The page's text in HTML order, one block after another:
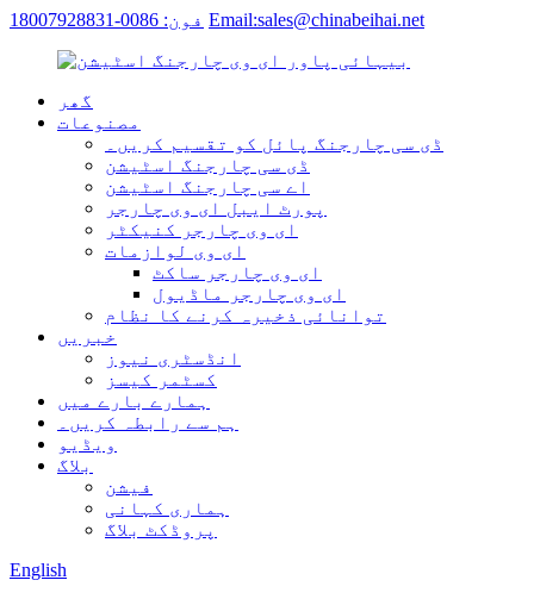
فون: 0086-18007928831 Email:sales@chinabeihai.net
گھر
مصنوعات
ڈی سی چارجنگ پائل کو تقسیم کریں۔
ڈی سی چارجنگ اسٹیشن
اے سی چارجنگ اسٹیشن
پورٹ ایبل ای وی چارجر
ای وی چارجر کنیکٹر
ای وی لوازمات
ای وی چارجر ساکٹ
ای وی چارجر ماڈیول
توانائی ذخیرہ کرنے کا نظام
خبریں
انڈسٹری نیوز
کسٹمر کیسز
ہمارے بارے میں
ہم سے رابطہ کریں۔
ویڈیو
بلاگ
فیشن
ہماری کہانی
پروڈکٹ بلاگ
English